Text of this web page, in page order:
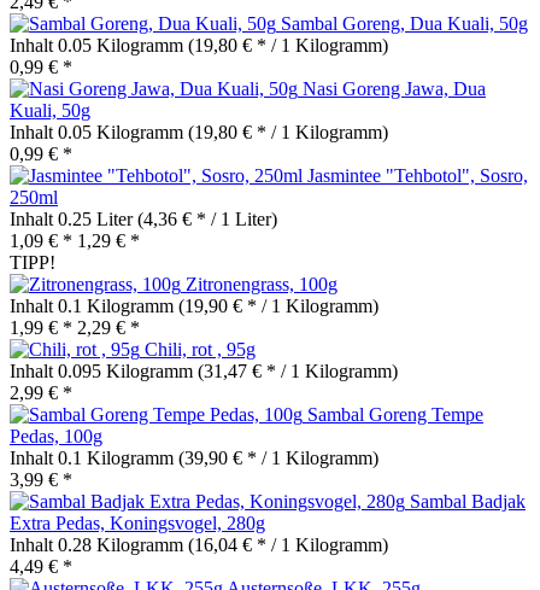
Sambal Goreng, Dua Kuali, 50g
Inhalt 0.05 Kilogramm (19,80 € * / 1 Kilogramm)
0,99 € *
Nasi Goreng Jawa, Dua
Kuali, 50g
Inhalt 0.05 Kilogramm (19,80 € * / 1 Kilogramm)
0,99 € *
Jasmintee "Tehbotol", Sosro,
250ml
Inhalt 0.25 Liter(4,36 € * / 1 Liter)
1,09 € * 1,29 € *
TIPP!
Zitronengrass, 100g
Inhalt 0.1 Kilogramm (19,90 € * / 1 Kilogramm)
1,99 € * 2,29 € *
Chili, rot , 95g
Inhalt 0.095 Kilogramm (31,47 € * / 1 Kilogramm)
2,99 € *
Sambal Goreng Tempe
Pedas, 100g
Inhalt 0.1 Kilogramm (39,90 € * / 1 Kilogramm)
3,99 € *
Sambal Badjak
Extra Pedas, Koningsvogel, 280g
Inhalt 0.28 Kilogramm (16,04 € * / 1 Kilogramm)
4,49 € *